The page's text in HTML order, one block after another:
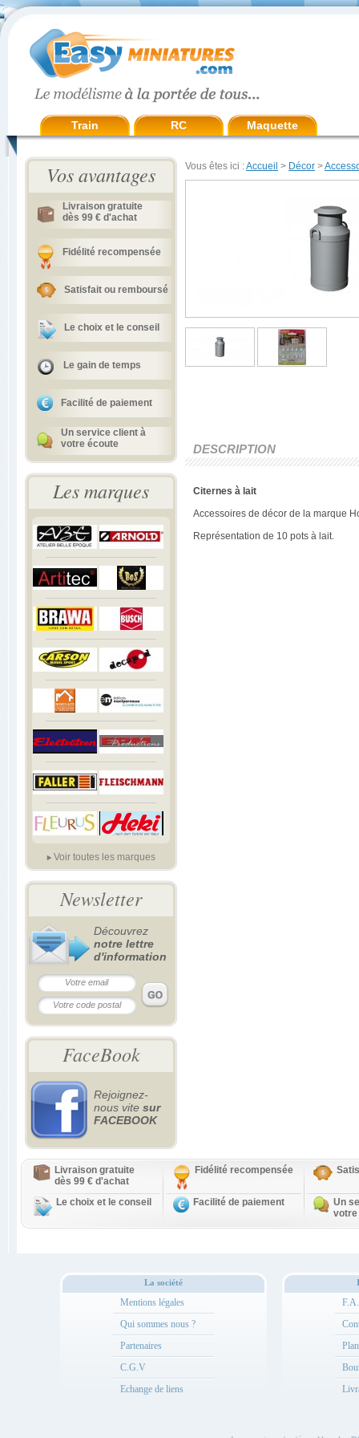
Train RC Maquette
Vos avantages
Livraison gratuite
dès 99 € d'achat
Fidélité recompensée
Satisfait ou remboursé
Le choix et le conseil
Le gain de temps
Facilité de paiement
Un service client à
votre écoute
Les marques
Voir toutes les marques
Newsletter
Découvrez
notre lettre
d'information
FaceBook
Rejoignez-
nous vite sur
FACEBOOK
Vous êtes ici :Accueil > Décor >
DESCRIPTION
Citernes à lait
Accessoires de décor de la marque
Représentation de 10 pots à lait.
Livraison gratuite
dès 99 € d'achat
Fidélité recompensée
Le choix et le conseil Facilité de paiement
Un
votre
La société
Mentions légales
Qui sommes nous ?
Partenaires
C.G.V
Echange de liens